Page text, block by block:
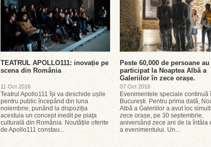
TEATRUL APOLLO111: inovație pe
scena din România
11 Oct 2016
Teatrul Apollo111 își va deschide ușile
pentru public începând din luna
noiembrie, punând la dispoziția
acestuia un concept inedit pe piața
culturală din România. Noutățile oferite
de Apollo111 constau...
Peste 60,000 de persoane au
participat la Noaptea Albă a
Galeriilor în zece orașe.
07 Oct 2016
Evenimentele speciale continuă
București. Pentru prima dată,
Albă a Galeriilor a avut loc
zece orașe, pe 30 septembrie,
aniversând zece ani de la întâia
a evenimentului. Un...